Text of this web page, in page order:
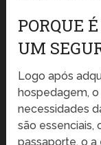
PORQUE
UM
Logo após
hospedagem,
necessidades
são essenciais,
passaporte, o a